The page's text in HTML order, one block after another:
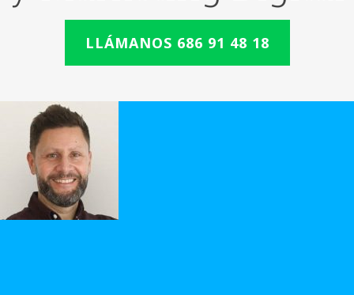
LLÁMANOS 686 91 48 18